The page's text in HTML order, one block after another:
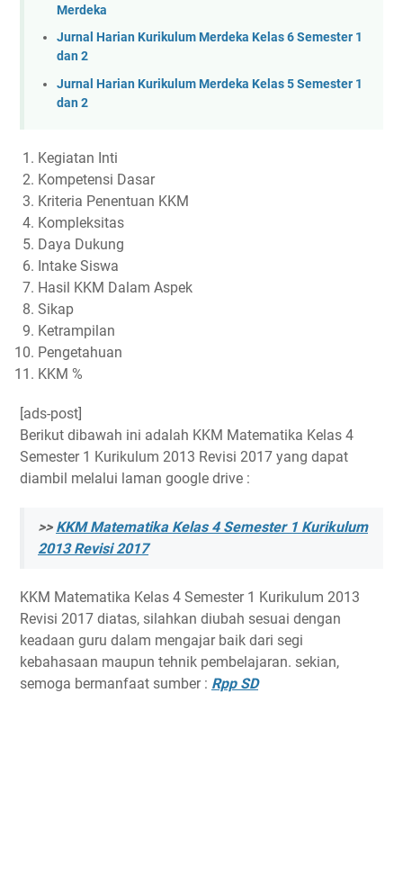
Merdeka
Jurnal Harian Kurikulum Merdeka Kelas 6 Semester 1
dan 2
Jurnal Harian Kurikulum Merdeka Kelas 5 Semester 1
dan 2
Kegiatan Inti
Kompetensi Dasar
Kriteria Penentuan KKM
Kompleksitas
Daya Dukung
Intake Siswa
Hasil KKM Dalam Aspek
Sikap
Ketrampilan
Pengetahuan
KKM %
[ads-post]
Berikut dibawah ini adalah KKM Matematika Kelas 4
Semester 1 Kurikulum 2013 Revisi 2017 yang dapat
diambil melalui laman google drive :
>> KKM Matematika Kelas 4 Semester 1 Kurikulum
2013 Revisi 2017
KKM Matematika Kelas 4 Semester 1 Kurikulum 2013
Revisi 2017 diatas, silahkan diubah sesuai dengan
keadaan guru dalam mengajar baik dari segi
kebahasaan maupun tehnik pembelajaran. sekian,
semoga bermanfaat sumber : Rpp SD